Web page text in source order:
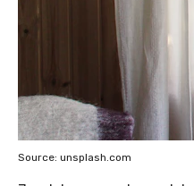
Source: unsplash.com